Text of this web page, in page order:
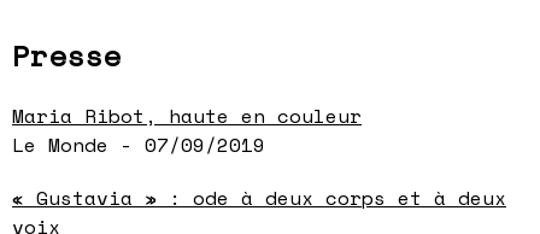
Presse
Maria Ribot, haute en couleur
Le Monde - 07/09/2019
« Gustavia » : ode à deux corps et à deux
voix